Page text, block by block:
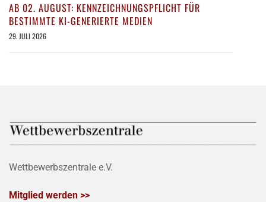
AB 02. AUGUST: KENNZEICHNUNGSPFLICHT FÜR
BESTIMMTE KI-GENERIERTE MEDIEN
29. JULI 2026
Wettbewerbszentrale e.V.
Mitglied werden >>